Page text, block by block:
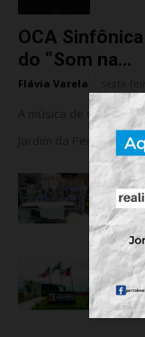
.Anúncio
OCA
do “Som na...
Flávia Varela
A música de câmara
Jardim da Penha,